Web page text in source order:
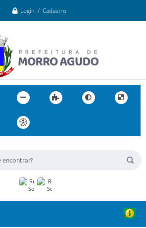
Login / Cadastro